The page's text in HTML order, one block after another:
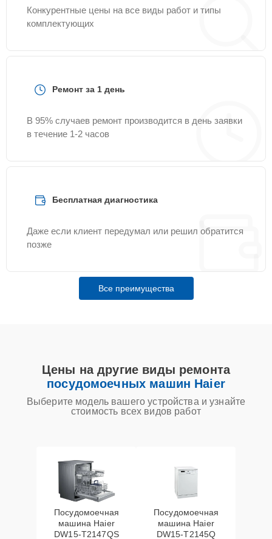
Конкурентные цены на все виды работ и типы
комплектующих
Ремонт за 1 день
В 95% случаев ремонт производится в день заявки
в течение 1-2 часов
Бесплатная диагностика
Даже если клиент передумал или решил обратится
позже
Все преимущества
Цены на другие виды ремонта
посудомоечных машин Haier
Выберите модель вашего устройства и узнайте
стоимость всех видов работ
Посудомоечная
машина Haier
DW15-T2147QS
Посудомоечная
машина Haier
DW15-T2145Q